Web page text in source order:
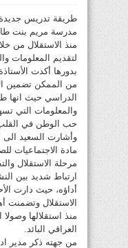
طريقة تدريس جديدة
مدرسة مريم بنت
منذ الاستقلال من
لتقديم المعلومات
بدورها أكدت
من الممكن تضمين
الدراسي حيث انها
والمعلومات التي
حب الوطن في القلب
وأشارت السعيد
مادة
مرحلة الاستقلال
ارتباط شديد بين
أداؤه، حيث دارت
الاستقلال وتضمنت
منذ استقلالها
العراقي البائد.
من جهته ذكر مدير